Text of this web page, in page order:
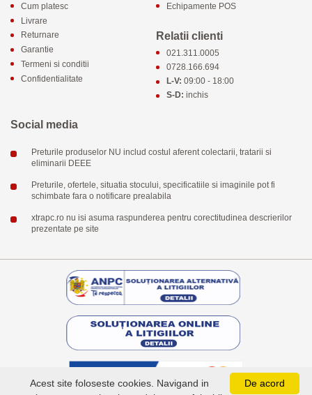
Cum platesc
Livrare
Returnare
Garantie
Termeni si conditii
Confidentialitate
Echipamente POS
Relatii clienti
021.311.0005
0728.166.694
L-V: 09:00 - 18:00
S-D: inchis
Social media
Preturile produselor NU includ costul aferent colectarii, tratarii si
eliminarii DEEE
Preturile, ofertele, situatia stocului, specificatiile si imaginile pot fi
schimbate fara o notificare prealabila
xtrapc.ro nu isi asuma raspunderea pentru corectitudinea descrierilor
prezentate pe site
De acord
Acest site foloseste cookies. Navigand in